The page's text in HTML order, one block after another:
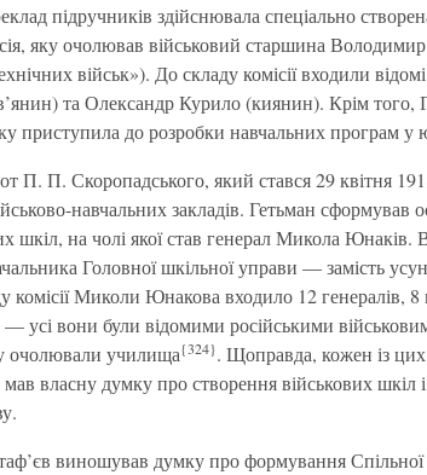
підручників здійснювала спеціально
яку очолював військовий старшина
військ»). До складу комісії входили
та Олександр Курило (киянин). Крім того,
приступила до розробки навчальних програм
П. П. Скоропадського, який стався 29 квітня
навчальних закладів. Гетьман сформував
шкіл, на чолі якої став генерал Микола Юнаків.
Головної шкільної управи — замість
комісії Миколи Юнакова входило 12 генералів, 8
усі вони були відомими російськими
очолювали училища{324}. Щоправда, кожен із цих
мав власну думку про створення військових шкіл
виношував думку про формування